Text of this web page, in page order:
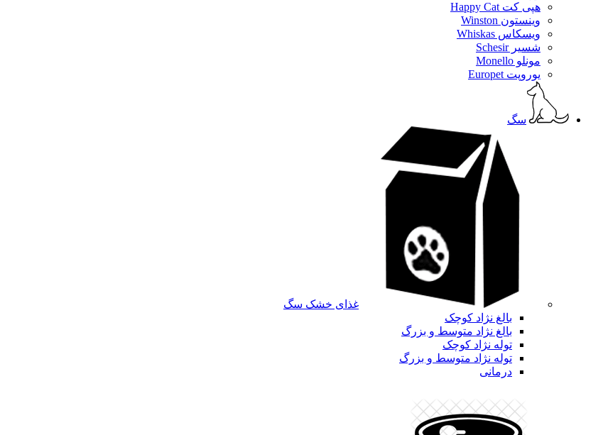
هپی کت Happy Cat
وینستون Winston
ویسکاس Whiskas
شسیر Schesir
مونلو Monello
یوروپت Europet
سگ
غذای خشک سگ
بالغ نژاد کوچک
بالغ نژاد متوسط و بزرگ
توله نژاد کوچک
توله نژاد متوسط و بزرگ
درمانی